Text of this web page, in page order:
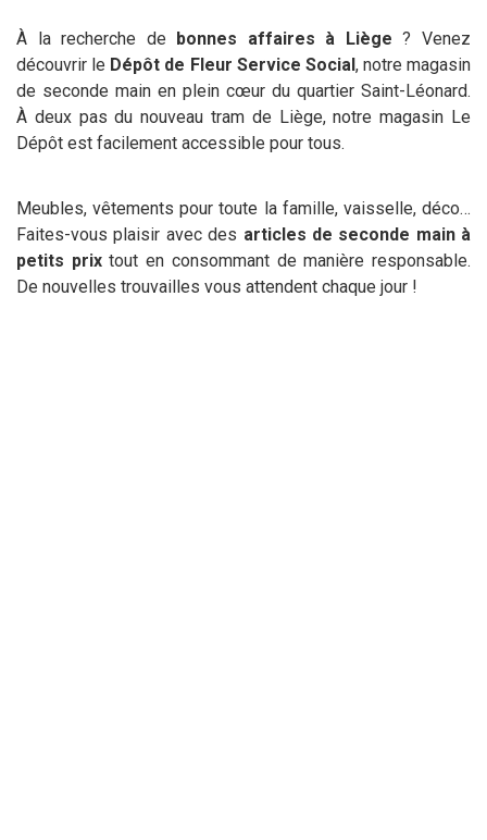
À la recherche de bonnes affaires à Liège ? Venez
découvrir le Dépôt de Fleur Service Social , notre magasin
de seconde main en plein cœur du quartier Saint-Léonard.
À deux pas du nouveau tram de Liège, notre magasin Le
Dépôt est facilement accessible pour tous.
Meubles, vêtements pour toute la famille, vaisselle, déco…
Faites-vous plaisir avec des articles de seconde main à
petits prixtout en consommant de manière responsable.
De nouvelles trouvailles vous attendent chaque jour !